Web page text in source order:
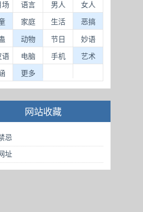
场 语言 男人 女人
家庭 生活 恶搞
动物 节日 妙语
语 电脑 手机 艺术
更多
网站收藏
忌
址